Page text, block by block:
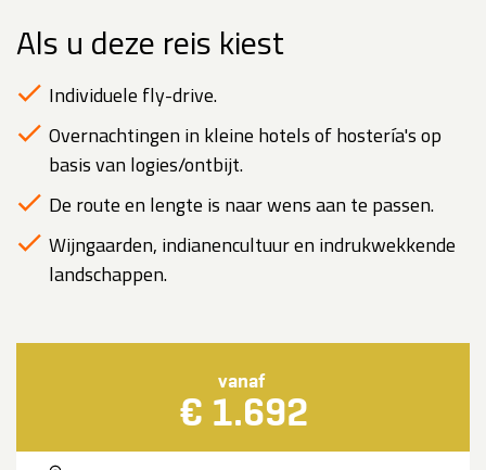
Als u deze reis kiest
Individuele fly-drive.
Overnachtingen in kleine hotels of hostería's op
basis van logies/ontbijt.
De route en lengte is naar wens aan te passen.
Wijngaarden, indianencultuur en indrukwekkende
landschappen.
vanaf
€ 1.692